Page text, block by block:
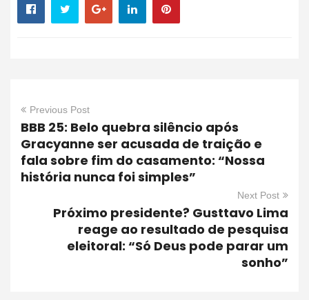
Previous Post
BBB 25: Belo quebra silêncio após
Gracyanne ser acusada de traição e
fala sobre fim do casamento: “Nossa
história nunca foi simples”
Next Post
Próximo presidente? Gusttavo Lima
reage ao resultado de pesquisa
eleitoral: “Só Deus pode parar um
sonho”